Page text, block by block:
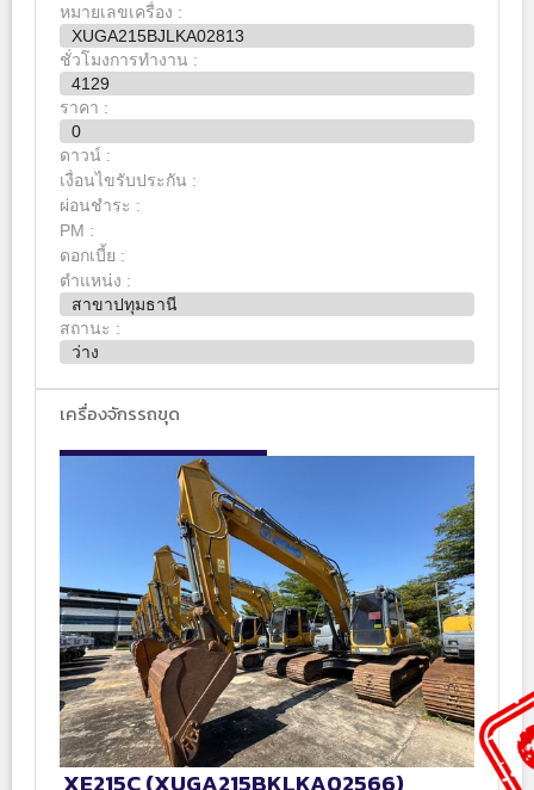
หมายเลขเครื่อง :
XUGA215BJLKA02813
ชั่วโมงการทำงาน :
4129
ราคา :
0
ดาวน์ :
เงื่อนไขรับประกัน :
ผ่อนชำระ :
PM :
ดอกเบี้ย :
ตำแหน่ง :
สาขาปทุมธานี
สถานะ :
ว่าง
เครื่องจักรรถขุด